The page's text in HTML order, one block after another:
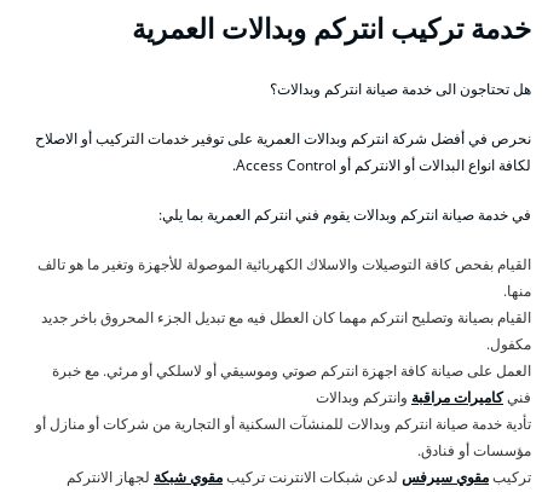
خدمة تركيب انتركم وبدالات العمرية
هل تحتاجون الى خدمة صيانة انتركم وبدالات؟
نحرص في أفضل شركة انتركم وبدالات العمرية على توفير خدمات التركيب أو الاصلاح
لكافة انواع البدالات أو الانتركم أو Access Control.
في خدمة صيانة انتركم وبدالات يقوم فني انتركم العمرية بما يلي:
القيام بفحص كافة التوصيلات والاسلاك الكهربائية الموصولة للأجهزة وتغير ما هو تالف
منها.
القيام بصيانة وتصليح انتركم مهما كان العطل فيه مع تبديل الجزء المحروق باخر جديد
مكفول.
العمل على صيانة كافة اجهزة انتركم صوتي وموسيقي أو لاسلكي أو مرئي. مع خبرة
فنيكاميرات مراقبة وانتركم وبدالات
تأدية خدمة صيانة انتركم وبدالات للمنشآت السكنية أو التجارية من شركات أو منازل أو
مؤسسات أو فنادق.
تركيبمقوي سيرفس لدعن شبكات الانترنت تركيبمقوي شبكة لجهاز الانتركم